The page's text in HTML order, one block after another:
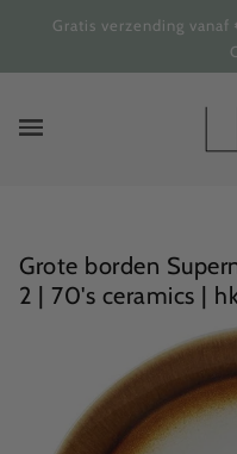
Gratis verzending
Grote borden
2 | 70's ceramics |